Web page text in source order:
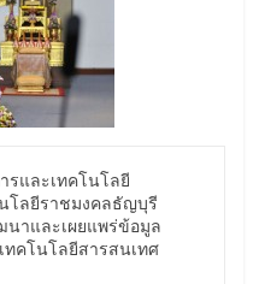
และเทคโนโลยี
โลยีราชมงคลธัญบุรี
าและเผยแพร่ข้อมูล
ทคโนโลยีสารสนเทศ